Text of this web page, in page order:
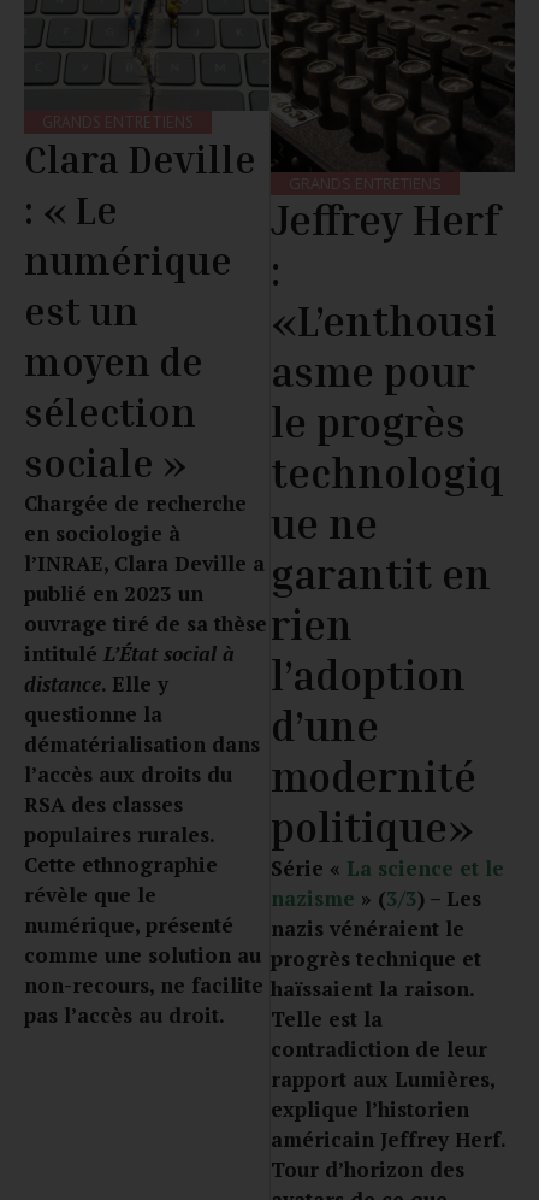
GRANDS ENTRETIENS
Clara Deville
: « Le
numérique
est un
moyen de
sélection
sociale »
Chargée de recherche
en sociologie à
l’INRAE, Clara Deville a
publié en 2023 un
ouvrage tiré de sa thèse
intitulé L’État social à
distance. Elle y
questionne la
dématérialisation dans
l’accès aux droits du
RSA des classes
populaires rurales.
Cette ethnographie
révèle que le
numérique, présenté
comme une solution au
non-recours, ne facilite
pas l’accès au droit.
GRANDS ENTRETIENS
Jeffrey Herf
:
«L’enthousi
asme pour
le progrès
technologiq
ue ne
garantit en
rien
l’adoption
d’une
modernité
politique»
Série « La science et le
nazisme » (3/3) – Les
nazis vénéraient le
progrès technique et
haïssaient la raison.
Telle est la
contradiction de leur
rapport aux Lumières,
explique l’historien
américain Jeffrey Herf.
Tour d’horizon des